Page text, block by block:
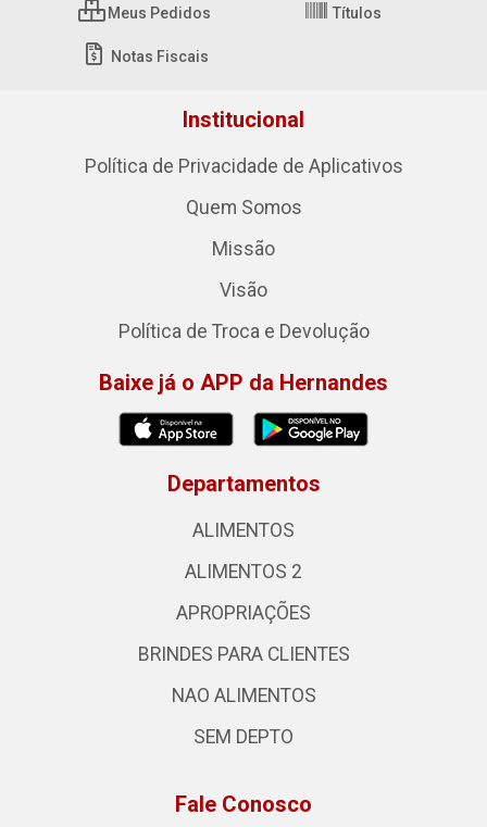
Meus Pedidos Títulos
Notas Fiscais
Institucional
Política de Privacidade de Aplicativos
Quem Somos
Missão
Visão
Política de Troca e Devolução
Baixe já o APP da Hernandes
Departamentos
ALIMENTOS
ALIMENTOS 2
APROPRIAÇÕES
BRINDES PARA CLIENTES
NAO ALIMENTOS
SEM DEPTO
Fale Conosco